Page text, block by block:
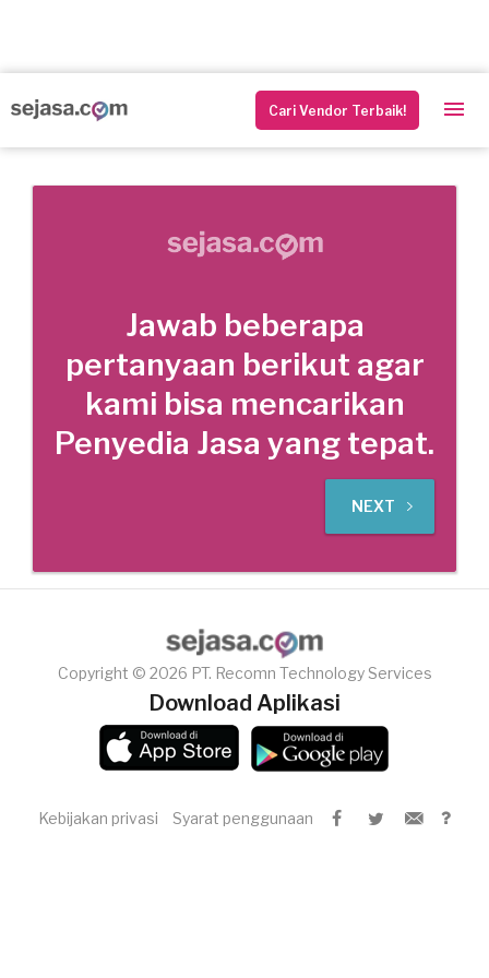
Cari Vendor Terbaik!
Jawab beberapa
pertanyaan berikut agar
kami bisa mencarikan
Penyedia Jasa yang tepat.
NEXT
Copyright © 2026 PT. Recomn Technology Services
Download Aplikasi
Kebijakan privasi Syarat penggunaan